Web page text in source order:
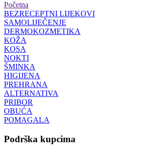
Početna
BEZRECEPTNI LIJEKOVI
SAMOLIJEČENJE
DERMOKOZMETIKA
KOŽA
KOSA
NOKTI
ŠMINKA
HIGIJENA
PREHRANA
ALTERNATIVA
PRIBOR
OBUĆA
POMAGALA
Podrška kupcima